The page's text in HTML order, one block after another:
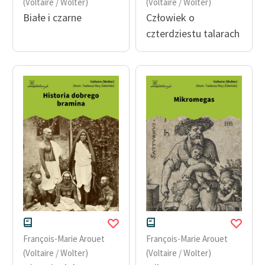
Białe i czarne
Człowiek o
czterdziestu talarach
François-Marie Arouet
(Voltaire / Wolter)
François-Marie Arouet
(Voltaire / Wolter)